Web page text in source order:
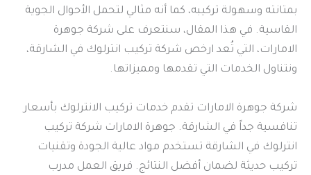
بمتانته وسهولة تركيبه، كما أنه مثالي لتحمل الأحوال الجوية
القاسية. في هذا المقال، سنتعرف على شركة جوهرة
الامارات، التي تُعد ارخص شركة تركيب انترلوك في الشارقة،
ونتناول الخدمات التي تقدمها ومميزاتها.
شركة جوهرة الامارات تقدم خدمات تركيب الانترلوك بأسعار
تنافسية جداً في الشارقة. جوهرة الامارات شركة تركيب
انترلوك في الشارقة تستخدم مواد عالية الجودة وتقنيات
تركيب حديثة لضمان أفضل النتائج. فريق العمل مدرب